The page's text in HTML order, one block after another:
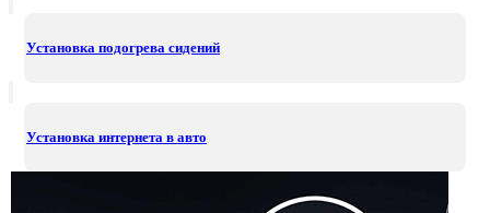
Установка подогрева сидений
Установка интернета в авто